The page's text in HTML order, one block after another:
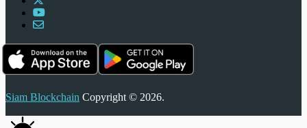
Siam Blockchain Copyright © 2026.